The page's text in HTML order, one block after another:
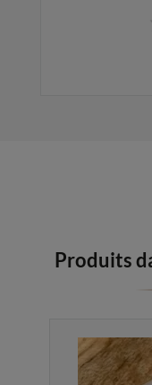
Produits